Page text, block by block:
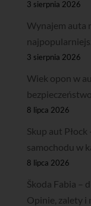
3 sierpnia 2026
Wynajem auta
3 sierpnia 2026
Wiek opon w
8 lipca 2026
Skup aut
samochodu w
8 lipca 2026
Škoda Fabia –
Opinie, zalety i